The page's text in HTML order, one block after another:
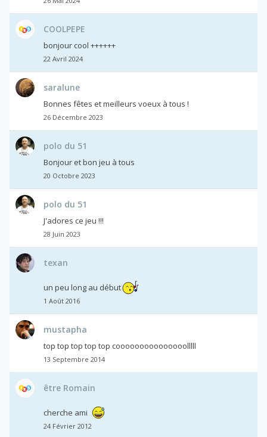
COOLPEPE
bonjour cool ++++++
22 Avril 2024
saralune
Bonnes fêtes et meilleurs voeux à tous !
26 Décembre 2023
polo du 51
Bonjour et bon jeu à tous
20 Octobre 2023
polo du 51
J'adores ce jeu !!!
28 Juin 2023
texan
un peu long au début
1 Août 2016
mustapha
top top top top top cooooooooooooooolllll
13 Septembre 2014
être Romain
cherche ami
24 Février 2012